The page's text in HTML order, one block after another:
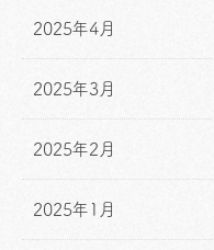
2025年4月
2025年3月
2025年2月
2025年1月